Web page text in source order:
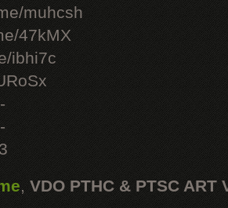
muhcsh
47kMX
ibhi7c
, VDO PTHC & PTSC ART